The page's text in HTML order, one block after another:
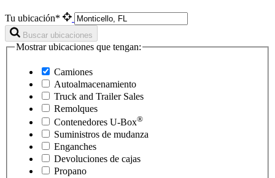
Tu ubicación*
Buscar ubicaciones
Mostrar ubicaciones que tengan:
Camiones
Autoalmacenamiento
Truck and Trailer Sales
Remolques
Contenedores U-Box®
Suministros de mudanza
Enganches
Devoluciones de cajas
Propano